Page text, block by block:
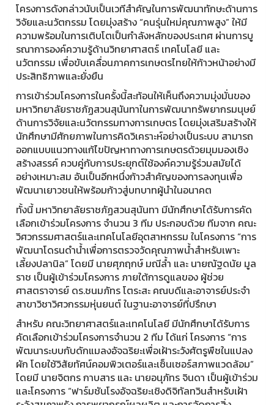
โครงการดังกล่าวนับเป็นเวทีสำคัญในการพัฒนาทักษะด้านการ
วิจัยและนวัตกรรม โดยมุ่งสร้าง “คนรุ่นใหม่คุณภาพสูง” ให้มี
ความพร้อมในการเติบโตเป็นกำลังหลักของประเทศ ผ่านการบู
รณาการองค์ความรู้ด้านวิทยาศาสตร์ เทคโนโลยี และ
นวัตกรรม เพื่อขับเคลื่อนภาคการเกษตรไทยให้ก้าวหน้าอย่างมี
ประสิทธิภาพและยั่งยืน
การเข้าร่วมโครงการในครั้งนี้สะท้อนให้เห็นถึงความมุ่งมั่นของ
มหาวิทยาลัยราชภัฏสวนสุนันทาในการพัฒนาทรัพยากรมนุษย์
ด้านการวิจัยและนวัตกรรมทางการเกษตร โดยมุ่งเสริมสร้างให้
นักศึกษามีศักยภาพในการคิดวิเคราะห์อย่างเป็นระบบ สามารถ
ออกแบบแนวทางแก้ไขปัญหาทางการเกษตรด้วยมุมมองเชิง
สร้างสรรค์ ควบคู่กับการประยุกต์ใช้องค์ความรู้ร่วมสมัยได้
อย่างเหมาะสม อันเป็นอีกหนึ่งก้าวสำคัญของการลงทุนเพื่อ
พัฒนาเยาวชนให้พร้อมก้าวสู่บทบาทผู้นำในอนาคต
ทั้งนี้ มหาวิทยาลัยราชภัฏสวนสุนันทา มีนักศึกษาได้รับการคัด
เลือกเข้าร่วมโครงการ จำนวน 3 ทีม ประกอบด้วย ทีมจาก คณะ
วิศวกรรมศาสตร์และเทคโนโลยีอุตสาหกรรม ในโครงการ “การ
พัฒนาโดรนดำน้ำเพื่อการตรวจวัดคุณภาพน้ำสำหรับเพาะ
เลี้ยงปลานิล” โดยมี นายศุภฤกษ์ มณีล้ำ และ นายณัฐดนัย มูล
ราช เป็นผู้เข้าร่วมโครงการ ภายใต้การดูแลของ ผู้ช่วย
ศาสตราจารย์ ดร.ชนมภัทร โตระสะ คณบดีและอาจารย์ประจำ
สาขาวิชาวิศวกรรมหุ่นยนต์ ในฐานะอาจารย์ที่ปรึกษา
สำหรับ คณะวิทยาศาสตร์และเทคโนโลยี มีนักศึกษาได้รับการ
คัดเลือกเข้าร่วมโครงการจำนวน 2 ทีม ได้แก่ โครงการ “การ
พัฒนาระบบกับดักแมลงอัจฉริยะเพื่อเฝ้าระวังศัตรูพืชในแปลง
ผัก โดยใช้วิสัยทัศน์คอมพิวเตอร์และเซ็นเซอร์สภาพแวดล้อม”
โดยมี นายจิตกร กาบสาร และ นายอนุภัทร จินดา เป็นผู้เข้าร่วม
และโครงการ “ฟาร์มชันโรงอัจฉริยะเชิงดิจิทัลทวินสำหรับเฝ้า